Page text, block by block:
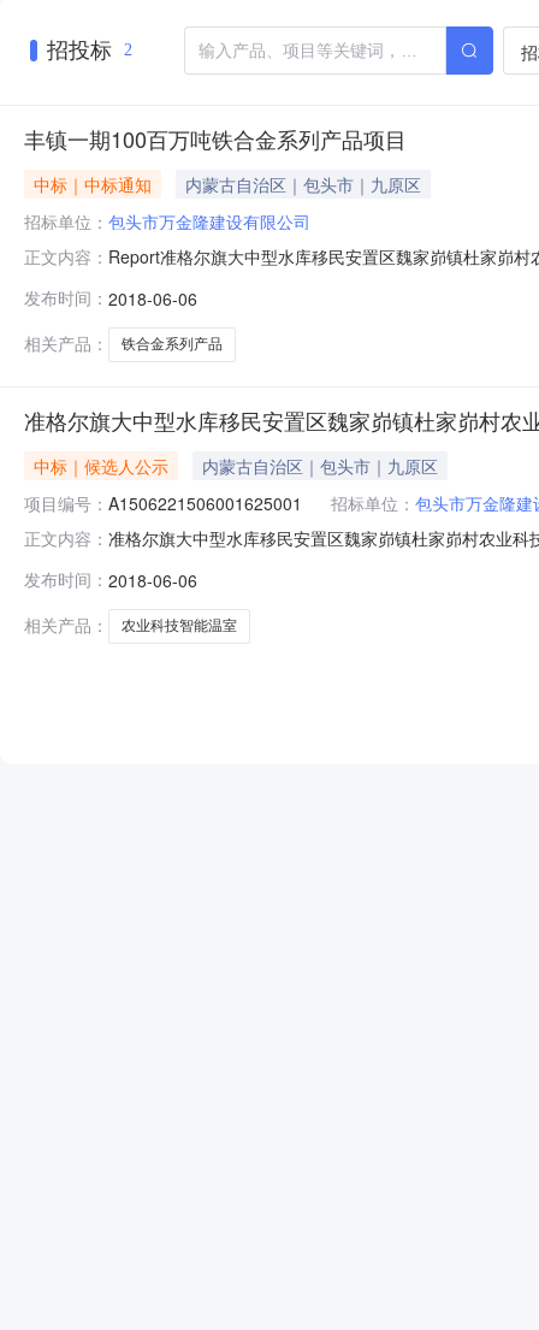
招投标 2
丰镇一期100百万吨铁合金系列产品项目
中标｜中标通知
内蒙古自治区｜包头市｜九原区
招标单位： 包头市万金隆建设有限公司
正文内容： Report准格尔旗大中型水库移民安置区魏家峁镇杜家峁
段（包）名称施工一标段标段（包）编号
发布时间： 2018-06-06
相关产品：
铁合金系列产品
准格尔旗大中型水库移民安置区魏家峁镇杜家峁村
中标｜候选人公示
内蒙古自治区｜包头市｜九原区
项目编号： A1506221506001625001 招标单位： 包头市万金隆建
正文内容： 准格尔旗大中型水库移民安置区魏家峁镇杜家峁村农业
标段中标候选人公示招标人名称准格尔旗万家寨水利枢
魏家峁镇杜家峁村农业科技智能温室
发布时间： 2018-06-06
相关产品：
农业科技智能温室